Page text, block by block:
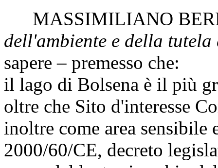
MASSIMILIANO
dell'ambiente e della
sapere – premesso che:
il lago di Bolsena è il più
oltre che Sito d'interesse
inoltre come area
2000/60/CE, decreto